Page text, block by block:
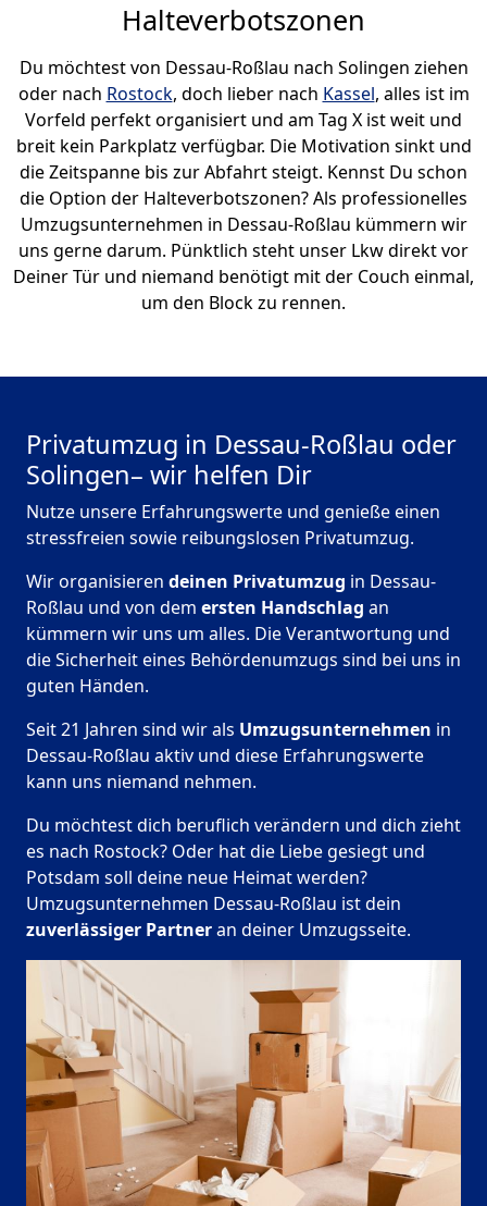
Halteverbotszonen
Du möchtest von Dessau-Roßlau nach Solingen ziehen
oder nach Rostock, doch lieber nach Kassel, alles ist im
Vorfeld perfekt organisiert und am Tag X ist weit und
breit kein Parkplatz verfügbar. Die Motivation sinkt und
die Zeitspanne bis zur Abfahrt steigt. Kennst Du schon
die Option der Halteverbotszonen? Als professionelles
Umzugsunternehmen in Dessau-Roßlau kümmern wir
uns gerne darum. Pünktlich steht unser Lkw direkt vor
Deiner Tür und niemand benötigt mit der Couch einmal,
um den Block zu rennen.
Privatumzug in Dessau-Roßlau oder
Solingen– wir helfen Dir
Nutze unsere Erfahrungswerte und genieße einen
stressfreien sowie reibungslosen Privatumzug.
Wir organisieren deinen Privatumzug in Dessau-
Roßlau und von dem ersten Handschlag an
kümmern wir uns um alles. Die Verantwortung und
die Sicherheit eines Behördenumzugs sind bei uns in
guten Händen.
Seit 21 Jahren sind wir als Umzugsunternehmen in
Dessau-Roßlau aktiv und diese Erfahrungswerte
kann uns niemand nehmen.
Du möchtest dich beruflich verändern und dich zieht
es nach Rostock? Oder hat die Liebe gesiegt und
Potsdam soll deine neue Heimat werden?
Umzugsunternehmen Dessau-Roßlau ist dein
zuverlässiger Partneran deiner Umzugsseite.